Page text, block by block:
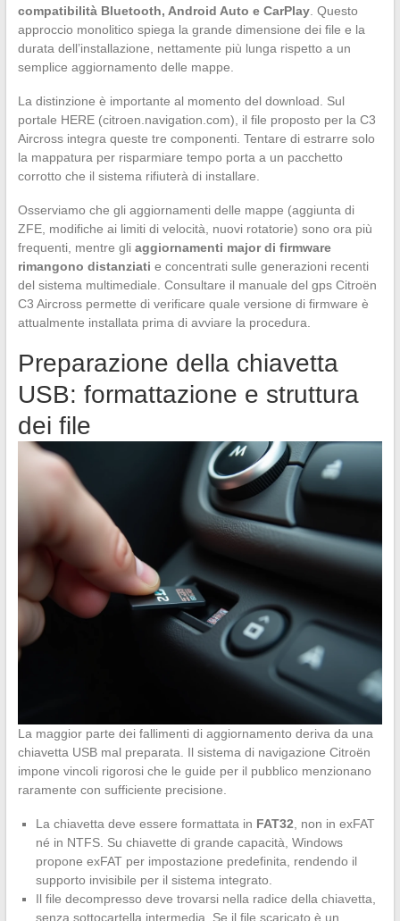
compatibilità Bluetooth, Android Auto e CarPlay. Questo
approccio monolitico spiega la grande dimensione dei file e la
durata dell’installazione, nettamente più lunga rispetto a un
semplice aggiornamento delle mappe.
La distinzione è importante al momento del download. Sul
portale HERE (citroen.navigation.com), il file proposto per la C3
Aircross integra queste tre componenti. Tentare di estrarre solo
la mappatura per risparmiare tempo porta a un pacchetto
corrotto che il sistema rifiuterà di installare.
Osserviamo che gli aggiornamenti delle mappe (aggiunta di
ZFE, modifiche ai limiti di velocità, nuovi rotatorie) sono ora più
frequenti, mentre gli aggiornamenti major di firmware
rimangono distanziati e concentrati sulle generazioni recenti
del sistema multimediale. Consultare il manuale del gps Citroën
C3 Aircross permette di verificare quale versione di firmware è
attualmente installata prima di avviare la procedura.
Preparazione della chiavetta
USB: formattazione e struttura
dei file
La maggior parte dei fallimenti di aggiornamento deriva da una
chiavetta USB mal preparata. Il sistema di navigazione Citroën
impone vincoli rigorosi che le guide per il pubblico menzionano
raramente con sufficiente precisione.
La chiavetta deve essere formattata in FAT32, non in exFAT
né in NTFS. Su chiavette di grande capacità, Windows
propone exFAT per impostazione predefinita, rendendo il
supporto invisibile per il sistema integrato.
Il file decompresso deve trovarsi nella radice della chiavetta,
senza sottocartella intermedia. Se il file scaricato è un